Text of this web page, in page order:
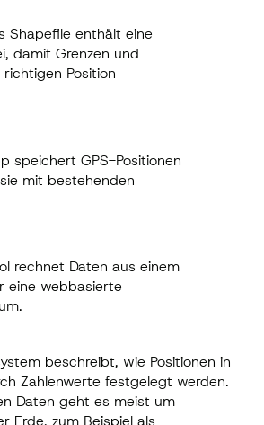
damit Grenzen und
richtigen Position
speichert GPS-Positionen
sie mit bestehenden
rechnet Daten aus einem
für eine webbasierte
um.
Shapefile enthält eine
damit Grenzen und
Position
speichert GPS-Positionen
mit bestehenden
rechnet Daten aus einem
eine webbasierte
beschreibt, wie Positionen in
Zahlenwerte festgelegt werden.
Daten geht es meist um